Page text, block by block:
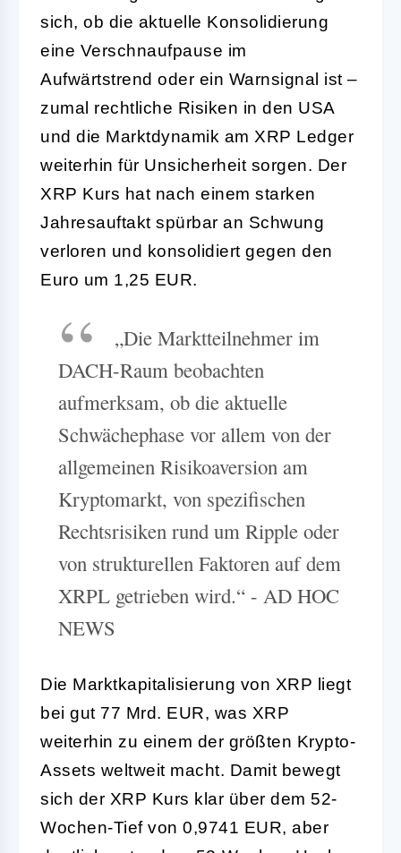
sich, ob die aktuelle Konsolidierung
eine Verschnaufpause im
Aufwärtstrend oder ein Warnsignal ist –
zumal rechtliche Risiken in den USA
und die Marktdynamik am XRP Ledger
weiterhin für Unsicherheit sorgen. Der
XRP Kurs hat nach einem starken
Jahresauftakt spürbar an Schwung
verloren und konsolidiert gegen den
Euro um 1,25 EUR.
„Die Marktteilnehmer im
DACH-Raum beobachten
aufmerksam, ob die aktuelle
Schwächephase vor allem von der
allgemeinen Risikoaversion am
Kryptomarkt, von spezifischen
Rechtsrisiken rund um Ripple oder
von strukturellen Faktoren auf dem
XRPL getrieben wird.“ - AD HOC
NEWS
Die Marktkapitalisierung von XRP liegt
bei gut 77 Mrd. EUR, was XRP
weiterhin zu einem der größten Krypto-
Assets weltweit macht. Damit bewegt
sich der XRP Kurs klar über dem 52-
Wochen-Tief von 0,9741 EUR, aber